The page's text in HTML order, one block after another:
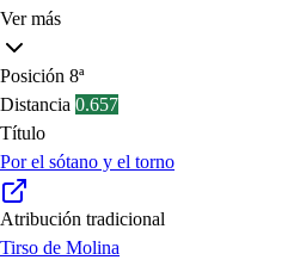
Ver más
Posición 8ª
Distancia 0.657
Título
Por el sótano y el torno
Atribución tradicional
Tirso de Molina